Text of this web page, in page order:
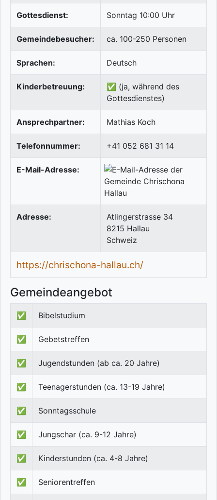
Gottesdienst: Sonntag 10:00 Uhr
Gemeindebesucher: ca. 100-250 Personen
Sprachen: Deutsch
Kinderbetreuung:
✅ (ja, während des
Gottesdienstes)
Ansprechpartner: Mathias Koch
Telefonnummer: +41 052 681 31 14
E-Mail-Adresse:
Adresse:
Atlingerstrasse 34
8215 Hallau
Schweiz
https://chrischona-hallau.ch/
Gemeindeangebot
✅ Bibelstudium
✅ Gebetstreffen
✅ Jugendstunden (ab ca. 20 Jahre)
✅ Teenagerstunden (ca. 13-19 Jahre)
✅ Sonntagsschule
✅ Jungschar (ca. 9-12 Jahre)
✅ Kinderstunden (ca. 4-8 Jahre)
✅ Seniorentreffen